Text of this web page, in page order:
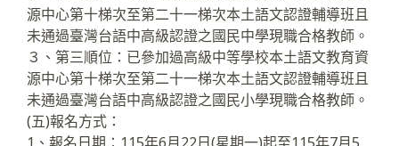
源中心第十梯次至第二十一梯次本土語文認證輔導班且
未通過臺灣台語中高級認證之國民中學現職合格教師。
３、第三順位：已參加過高級中等學校本土語文教育資
源中心第十梯次至第二十一梯次本土語文認證輔導班且
未通過臺灣台語中高級認證之國民小學現職合格教師。
(五)報名方式：